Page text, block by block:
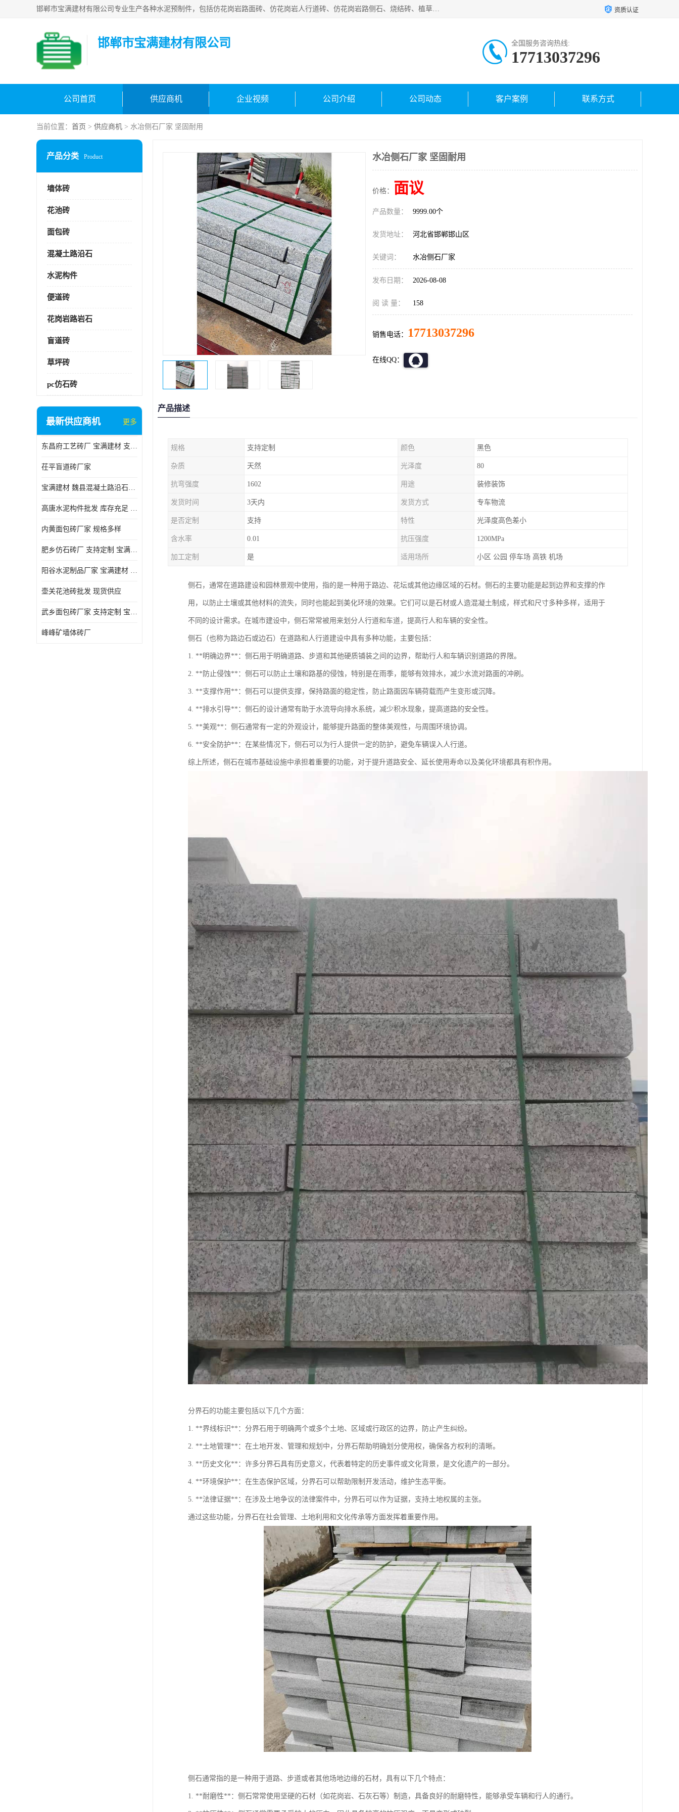
邯郸市宝满建材有限公司专业生产各种水泥预制件，包括仿花岗岩路面砖、仿花岗岩人行道砖、仿花岗岩路侧石、烧结砖、植草砖、码头砖连锁块、仿花岗岩路侧石、沙井盖、水泥盖板等各种水泥制品 资质认证
邯郸市宝满建材有限公司 全国服务咨询热线:
17713037296
公司首页 供应商机 企业视频 公司介绍 公司动态 客户案例 联系方式
当前位置： 首页 > 供应商机 > 水冶侧石厂家 坚固耐用
产品分类 Product
墙体砖
花池砖
面包砖
混凝土路沿石
水泥构件
便道砖
花岗岩路岩石
盲道砖
草坪砖
pc仿石砖
最新供应商机 更多
东昌府工艺砖厂 宝满建材 支持定制
茌平盲道砖厂家
宝满建材 魏县混凝土路沿石批发
高唐水泥构件批发 库存充足 宝满建材
内黄面包砖厂家 规格多样
肥乡仿石砖厂 支持定制 宝满建材
‌阳谷水泥制品厂家 宝满建材 支持定制
壶关花池砖批发 现货供应
武乡面包砖厂家 支持定制 宝满建材
峰峰矿墙体砖厂
水冶侧石厂家 坚固耐用
价格： 面议
产品数量： 9999.00个
发货地址： 河北省邯郸邯山区
关键词： 水冶侧石厂家
发布日期： 2026-08-08
阅 读 量： 158
销售电话： 17713037296
在线QQ：
产品描述
规格 支持定制 颜色 黑色
杂质 天然 光泽度 80
抗弯强度 1602 用途 装修装饰
发货时间 3天内 发货方式 专车物流
是否定制 支持 特性 光泽度高色差小
含水率 0.01 抗压强度 1200MPa
加工定制 是 适用场所 小区 公园 停车场 高铁 机场
侧石，通常在道路建设和园林景观中使用，指的是一种用于路边、花坛或其他边缘区域的石材。侧石的主要功能是起到边界和支撑的作
用，以防止土壤或其他材料的流失，同时也能起到美化环境的效果。它们可以是石材或人造混凝土制成，样式和尺寸多种多样，适用于
不同的设计需求。在城市建设中，侧石常常被用来划分人行道和车道，提高行人和车辆的安全性。
侧石（也称为路边石或边石）在道路和人行道建设中具有多种功能，主要包括：
1. **明确边界**：侧石用于明确道路、步道和其他硬质铺装之间的边界，帮助行人和车辆识别道路的界限。
2. **防止侵蚀**：侧石可以防止土壤和路基的侵蚀，特别是在雨季，能够有效排水，减少水流对路面的冲刷。
3. **支撑作用**：侧石可以提供支撑，保持路面的稳定性，防止路面因车辆荷载而产生变形或沉降。
4. **排水引导**：侧石的设计通常有助于水流导向排水系统，减少积水现象，提高道路的安全性。
5. **美观**：侧石通常有一定的外观设计，能够提升路面的整体美观性，与周围环境协调。
6. **安全防护**：在某些情况下，侧石可以为行人提供一定的防护，避免车辆误入人行道。
综上所述，侧石在城市基础设施中承担着重要的功能，对于提升道路安全、延长使用寿命以及美化环境都具有积作用。
分界石的功能主要包括以下几个方面：
1. **界线标识**：分界石用于明确两个或多个土地、区域或行政区的边界，防止产生纠纷。
2. **土地管理**：在土地开发、管理和规划中，分界石帮助明确划分使用权，确保各方权利的清晰。
3. **历史文化**：许多分界石具有历史意义，代表着特定的历史事件或文化背景，是文化遗产的一部分。
4. **环境保护**：在生态保护区域，分界石可以帮助限制开发活动，维护生态平衡。
5. **法律证据**：在涉及土地争议的法律案件中，分界石可以作为证据，支持土地权属的主张。
通过这些功能，分界石在社会管理、土地利用和文化传承等方面发挥着重要作用。
侧石通常指的是一种用于道路、步道或者其他场地边缘的石材，具有以下几个特点：
1. **耐磨性**：侧石常常使用坚硬的石材（如花岗岩、石灰石等）制造，具备良好的耐磨特性，能够承受车辆和行人的通行。